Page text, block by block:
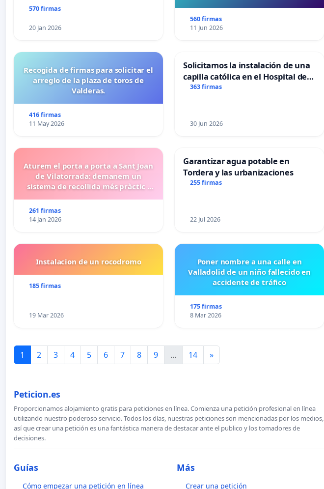
570 firmas
20 Jan 2026
560 firmas
11 Jun 2026
Recogida de firmas para solicitar el
arreglo de la plaza de toros de
Valderas.
416 firmas
11 May 2026
Solicitamos la instalación de una
capilla católica en el Hospital de
Alcañiz
363 firmas
30 Jun 2026
Aturem el porta a porta a Sant Joan
de Vilatorrada: demanem un
sistema de recollida més pràctic i
261 firmas
14 Jan 2026
Garantizar agua potable en
Tordera y las urbanizaciones
255 firmas
22 Jul 2026
Instalacion de un rocodromo
185 firmas
19 Mar 2026
Poner nombre a una calle en
Valladolid de un niño fallecido en
accidente de tráfico
175 firmas
8 Mar 2026
1 2 3 4 5 6 7 8 9 ... 14 »
Peticion.es
Proporcionamos alojamiento gratis para peticiones en línea. Comienza una petición profesional en línea
utilizando nuestro poderoso servicio. Todos los días, nuestras peticiones son mencionadas por los medios,
así que crear una petición es una fantástica manera de destacar ante el publico y los tomadores de
decisiones.
Guías
Cómo empezar una petición en línea
Más
Crear una petición